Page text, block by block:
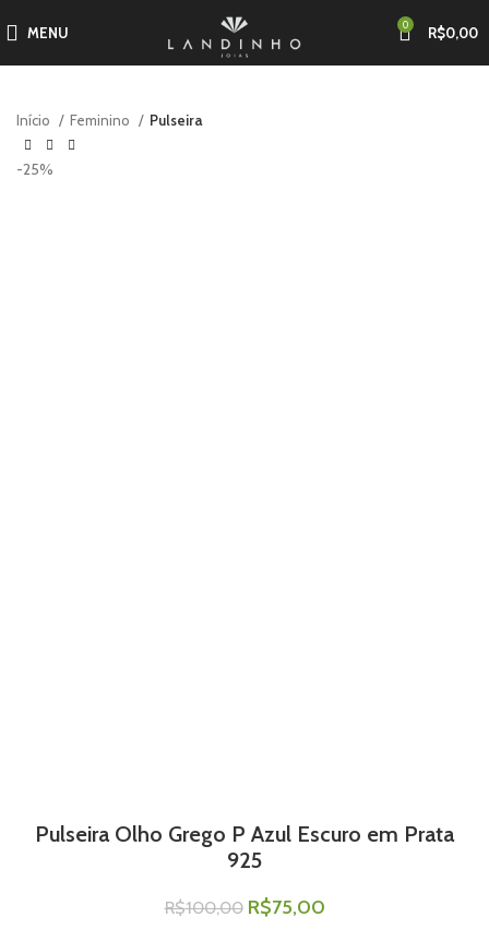
MENU 0 R$0,00
Início Feminino Pulseira
-25%
Pulseira Olho Grego P Azul Escuro em Prata
925
R$100,00 R$75,00